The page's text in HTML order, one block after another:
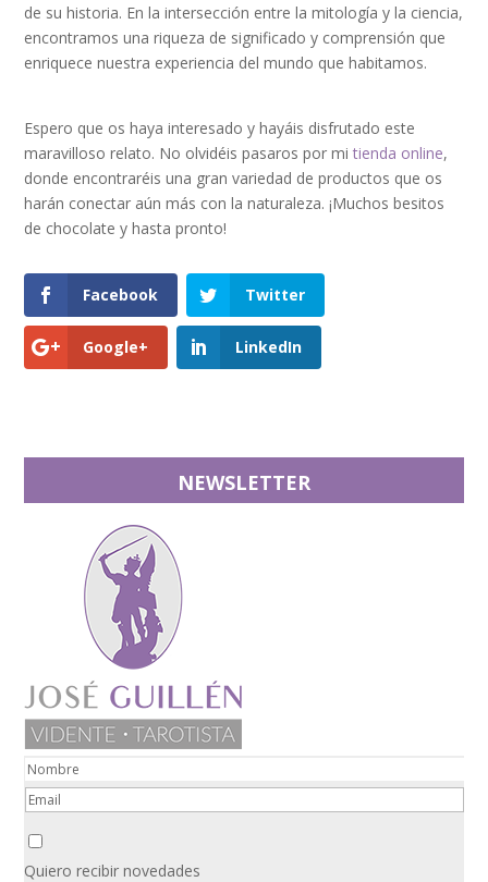
de su historia. En la intersección entre la mitología y la ciencia,
encontramos una riqueza de significado y comprensión que
enriquece nuestra experiencia del mundo que habitamos.
Espero que os haya interesado y hayáis disfrutado este
maravilloso relato. No olvidéis pasaros por mitienda online,
donde encontraréis una gran variedad de productos que os
harán conectar aún más con la naturaleza. ¡Muchos besitos
de chocolate y hasta pronto!
Facebook Twitter
Google+ LinkedIn
NEWSLETTER
Quiero recibir novedades